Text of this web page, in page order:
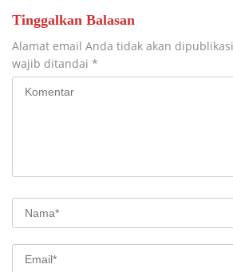
Tinggalkan Balasan
Alamat email Anda tidak akan
wajib ditandai *